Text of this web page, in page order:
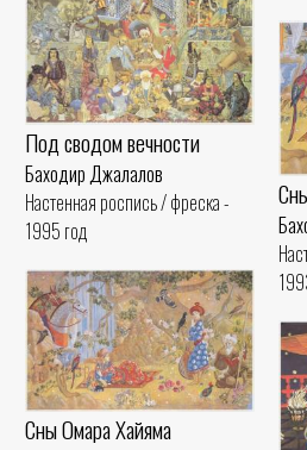
Под сводом вечности
Баходир Джалалов
Настенная роспись / фреска -
1995 год
Сны Омара Хайяма